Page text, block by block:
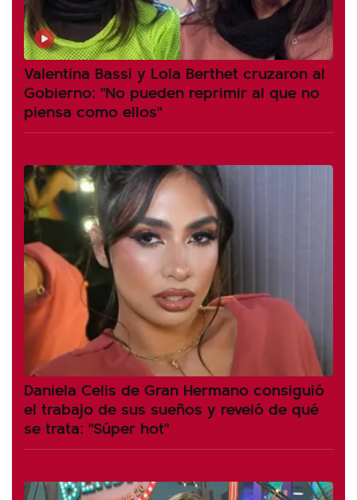
Valentina Bassi y Lola Berthet cruzaron al
Gobierno: "No pueden reprimir al que no
piensa como ellos"
Daniela Celis de Gran Hermano consiguió
el trabajo de sus sueños y reveló de qué
se trata: "Súper hot"